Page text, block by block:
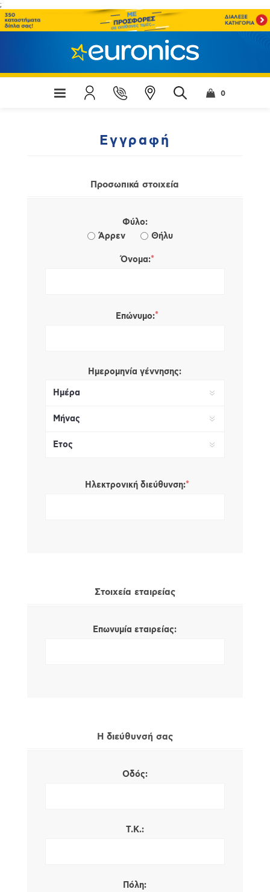
;
0
Εγγραφή
Προσωπικά στοιχεία
Φύλο:
Άρρεν
Θήλυ
Όνομα:*
Επώνυμο:*
Ημερομηνία γέννησης:
Ηλεκτρονική διεύθυνση:*
Στοιχεία εταιρείας
Επωνυμία εταιρείας:
Η διεύθυνσή σας
Οδός:
Τ.Κ.:
Πόλη: